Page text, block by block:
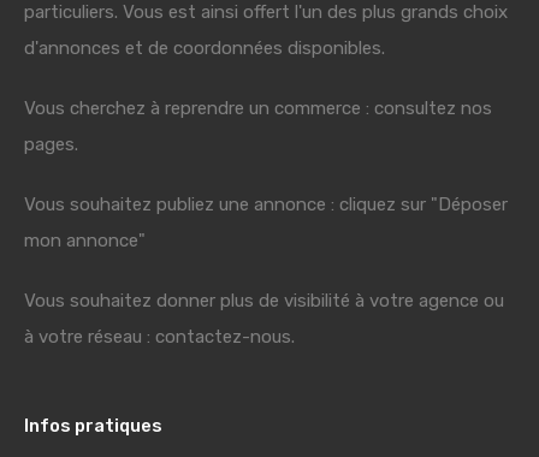
particuliers. Vous est ainsi offert l'un des plus grands choix
d'annonces et de coordonnées disponibles.
Vous cherchez à reprendre un commerce : consultez nos
pages.
Vous souhaitez publiez une annonce : cliquez sur "Déposer
mon annonce"
Vous souhaitez donner plus de visibilité à votre agence ou
à votre réseau : contactez-nous.
Infos pratiques